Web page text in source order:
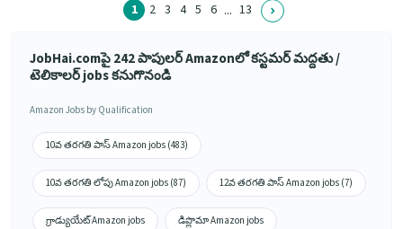
1 2 3 4 5 6 ... 13
JobHai.comపై 242 పాపులర్ Amazonలో కస్టమర్ మద్దతు /
టెలికాలర్ jobs కనుగొనండి
Amazon Jobs by Qualification
10వ తరగతి పాస్ Amazon jobs (483)
10వ తరగతి లోపు Amazon jobs (87) 12వ తరగతి పాస్ Amazon jobs (7)
గ్రాడ్యుయేట్ Amazon jobs డిప్లొమా Amazon jobs